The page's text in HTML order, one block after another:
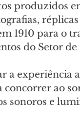
produzidos
1910 para o
do Setor de
a experiência
concorrer ao
sonoros e